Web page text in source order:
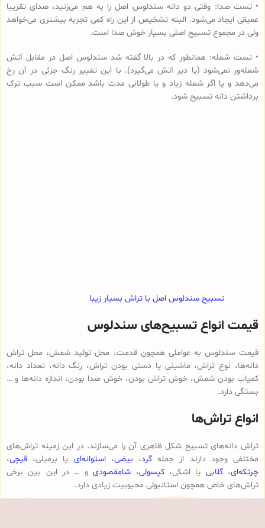
• تست صدا: وقتی دو دانه سندلوس اصل را به هم می‌زنید، صدای تقریبا
عمیقی ایجاد می‌شود. البته تشخیص از این راه کمی تجربه بیشتری می‌خواهد
ولی در مجموع تسبیح اصلی بسیار خوش صدا است.
• تست شعله: همانطور که در بالا گفته شد سندلوس اصل در مقابل آتش
شعله‌ور نمی‌شود (یا دیر آتش می‌گیرد). با این تغییر رنگ جزئی در آن رخ
می‌دهد و یا اگر شعله زیاد و یا طولانی مدت باشد ممکن است سبب ترک
برداشتن دانه تسبیح شود.
تسبیح سندلوس اصل با تراش بسیار زیبا
قیمت انواع تسبیح‌های سندلوس
قیمت سندلوس به عواملی همچون قدمت، محل تولید شمش، محل تراش
دانه‌ها، نوع تراش، ماشینی یا دستی بودن تراش، رنگ دانه، تعداد دانه،
کمیاب بودن شمش، خوش تراش بودن، خوش صدا بودن، اندازه دانه‌ها و …
بستگی دارد.
انواع تراش‌ها
تراش دانه‌های تسبیح شکل ظاهری آن را می‌سازند. در این زمینه تراش‌های
مختلفی وجود دارند از جمله گرد، بیضی،استوانه‌ای یا برمیلی، قیچی،
چرتکه‌ای،گلابی یا اشکی،کپسولی، شامقصودیو … در این بین برخی
تراش‌های خاص همچون استانبولی محبوبیت زیادی دارد.